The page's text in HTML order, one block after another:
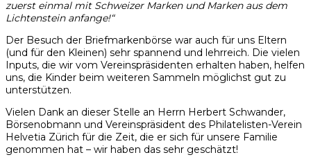
zuerst einmal mit Schweizer Marken und Marken aus dem
Lichtenstein anfange!“
Der Besuch der Briefmarkenbörse war auch für uns Eltern
(und für den Kleinen) sehr spannend und lehrreich. Die vielen
Inputs, die wir vom Vereinspräsidenten erhalten haben, helfen
uns, die Kinder beim weiteren Sammeln möglichst gut zu
unterstützen.
Vielen Dank an dieser Stelle an Herrn Herbert Schwander,
Börsenobmann und Vereinspräsident des Philatelisten-Verein
Helvetia Zürich für die Zeit, die er sich für unsere Familie
genommen hat – wir haben das sehr geschätzt!